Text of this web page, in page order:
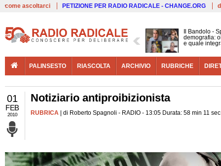
come ascoltarci PETIZIONE PER RADIO RADICALE - CHANGE.ORG
Il Bandolo -
demografia:
e quale
PALINSESTO RIASCOLTA ARCHIVIO RUBRICHE
01
FEB
2010
Notiziario antiproibizionista
RUBRICA | di Roberto Spagnoli - RADIO - 13:05 Durata: 58 min 11 sec